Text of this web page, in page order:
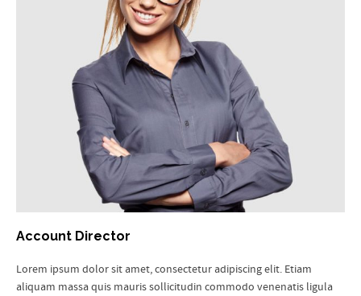
Account Director
Lorem ipsum dolor sit amet, consectetur adipiscing elit. Etiam
aliquam massa quis mauris sollicitudin commodo venenatis ligula